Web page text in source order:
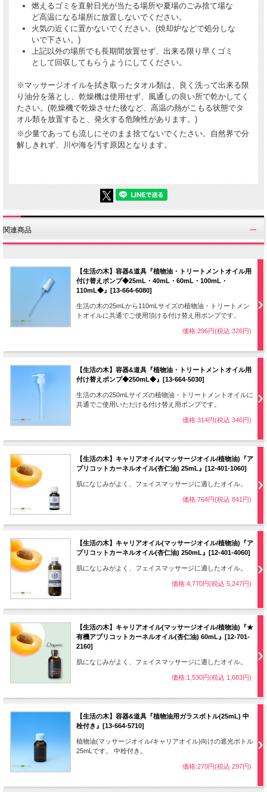
燃えるゴミを直射日光が当たる場所や夏場のごみ捨て場な
ど高温になる場所に放置しないでください。
火気の近くに置かないでください。(焼却炉などで処分しな
いで下さい。)
上記以外の場所でも長期間放置せず、出来る限り早くゴミ
として回収してもらうようにしてください。
※マッサージオイルを拭き取ったタオル類は、良く洗って出来る限
り油分を落とし、乾燥機は使用せず、風通しの良い所で乾かしてく
たさい。(乾燥機で乾燥させた後など、高温の熱がこもる状態でタ
オル類を放置すると、発火する危険性があります。)
※少量であっても流しにそのまま捨てないでくたさい。自然界で分
解しきれず、川や海を汚す原因となります。
関連商品
【生活の木】容器&道具『植物油・トリートメントオイル用
付け替えポンプ◆25mL・40mL・60mL・100mL・
110mL◆』[13-664-6080]
生活の木の25mLから110mLサイズの植物油・トリートメン
トオイルに共通でご使用頂ける付け替え用ポンプです。
価格:296円(税込 326円)
【生活の木】容器&道具『植物油・トリートメントオイル用
付け替えポンプ◆250mL◆』[13-664-5030]
生活の木の250mLサイズの植物油・トリートメントオイルに
共通でご使用いただける付け替え用ポンプです。
価格:314円(税込 346円)
【生活の木】キャリアオイル(マッサージオイル/植物油)『ア
プリコットカーネルオイル(杏仁油) 25mL』[12-401-1060]
肌になじみがよく、フェイスマッサージに適したオイル。
価格:764円(税込 841円)
【生活の木】キャリアオイル(マッサージオイル/植物油)『ア
プリコットカーネルオイル(杏仁油) 250mL』[12-401-4060]
肌になじみがよく、フェイスマッサージに適したオイル。
価格:4,770円(税込 5,247円)
【生活の木】キャリアオイル(マッサージオイル/植物油)『★
有機アプリコットカーネルオイル(杏仁油) 60mL』[12-701-
2160]
肌になじみがよく、フェイスマッサージに適したオイル。
価格:1,530円(税込 1,683円)
【生活の木】容器&道具『植物油用ガラスボトル(25mL) 中
栓付き』[13-664-5710]
植物油(マッサージオイル/キャリアオイル)向けの遮光ボトル
25mLです。 中栓付き。
価格:270円(税込 297円)